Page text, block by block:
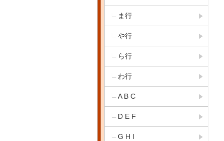
ま行
や行
ら行
わ行
A B C
D E F
G H I